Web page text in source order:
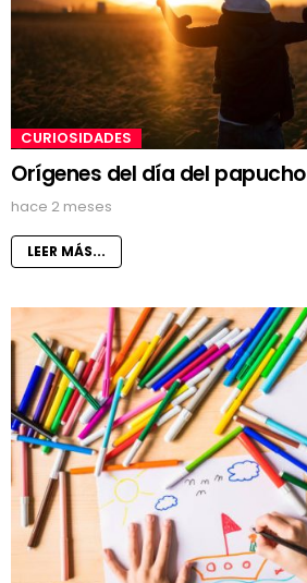
CURIOSIDADES
Orígenes del día del papucho
hace 2 meses
LEER MÁS...